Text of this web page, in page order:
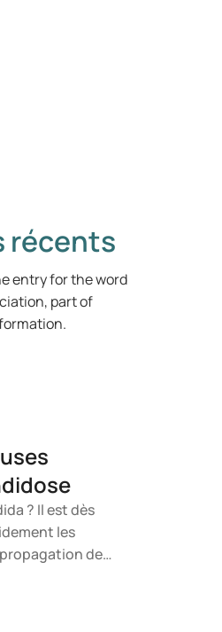
récents
? Il est dès
les
de
vous